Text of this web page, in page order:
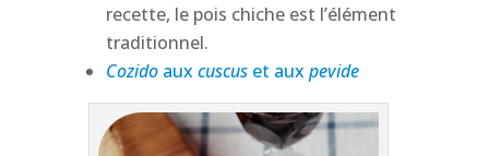
recette, le pois chiche est l’élément
traditionnel.
Cozidoaux cuscuset aux pevide